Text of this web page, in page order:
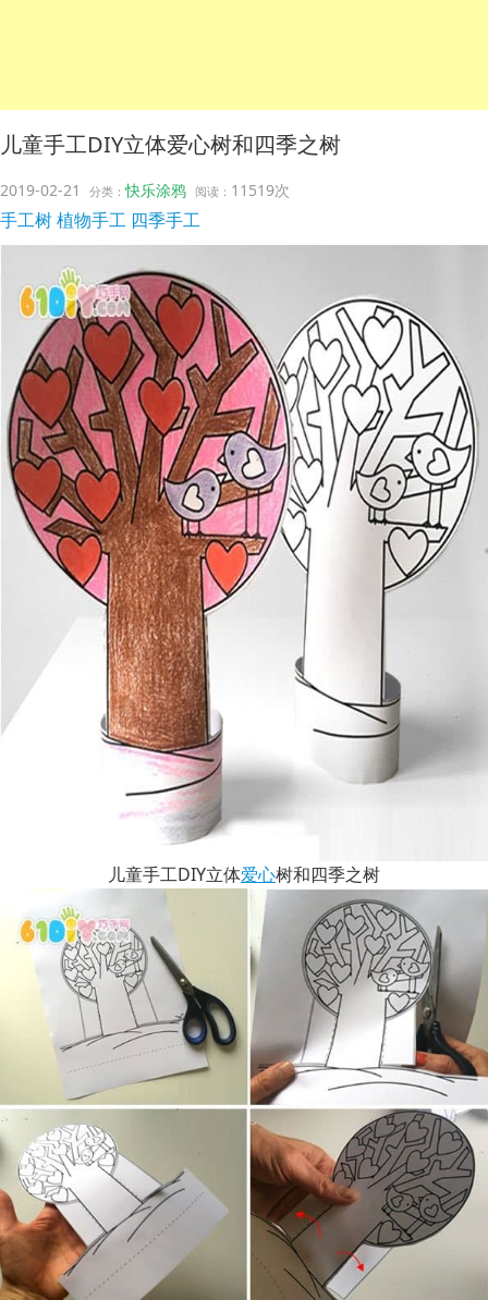
儿童手工DIY立体爱心树和四季之树
2019-02-21 分类：快乐涂鸦 阅读： 11519次
手工树植物手工 四季手工
儿童手工DIY立体爱心树和四季之树